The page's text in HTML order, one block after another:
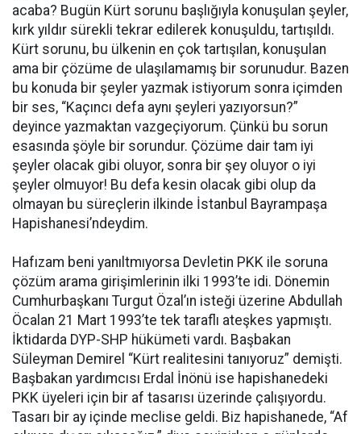
acaba? Bugün Kürt sorunu başlığıyla konuşulan şeyler,
kırk yıldır sürekli tekrar edilerek konuşuldu, tartışıldı.
Kürt sorunu, bu ülkenin en çok tartışılan, konuşulan
ama bir çözüme de ulaşılamamış bir sorunudur. Bazen
bu konuda bir şeyler yazmak istiyorum sonra içimden
bir ses, “Kaçıncı defa aynı şeyleri yazıyorsun?”
deyince yazmaktan vazgeçiyorum. Çünkü bu sorun
esasında şöyle bir sorundur. Çözüme dair tam iyi
şeyler olacak gibi oluyor, sonra bir şey oluyor o iyi
şeyler olmuyor! Bu defa kesin olacak gibi olup da
olmayan bu süreçlerin ilkinde İstanbul Bayrampaşa
Hapishanesi’ndeydim.
Hafızam beni yanıltmıyorsa Devletin PKK ile soruna
çözüm arama girişimlerinin ilki 1993’te idi. Dönemin
Cumhurbaşkanı Turgut Özal’ın isteği üzerine Abdullah
Öcalan 21 Mart 1993’te tek taraflı ateşkes yapmıştı.
İktidarda DYP-SHP hükümeti vardı. Başbakan
Süleyman Demirel “Kürt realitesini tanıyoruz” demişti.
Başbakan yardımcısı Erdal İnönü ise hapishanedeki
PKK üyeleri için bir af tasarısı üzerinde çalışıyordu.
Tasarı bir ay içinde meclise geldi. Biz hapishanede, “Af